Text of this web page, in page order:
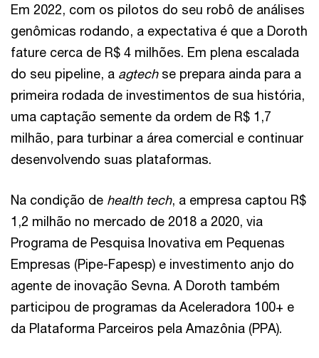
Em 2022, com os pilotos do seu robô de análises
genômicas rodando, a expectativa é que a Doroth
fature cerca de R$ 4 milhões. Em plena escalada
do seu pipeline, a agtechse prepara ainda para a
primeira rodada de investimentos de sua história,
uma captação semente da ordem de R$ 1,7
milhão, para turbinar a área comercial e continuar
desenvolvendo suas plataformas.
Na condição de health tech, a empresa captou R$
1,2 milhão no mercado de 2018 a 2020, via
Programa de Pesquisa Inovativa em Pequenas
Empresas (Pipe-Fapesp) e investimento anjo do
agente de inovação Sevna. A Doroth também
participou de programas da Aceleradora 100+ e
da Plataforma Parceiros pela Amazônia (PPA).